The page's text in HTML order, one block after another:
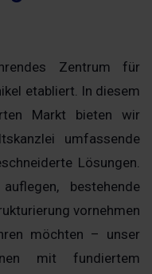
Zentrum für
etabliert. In diesem
Markt bieten wir
umfassende
Lösungen.
bestehende
vornehmen
möchten – unser
mit fundiertem